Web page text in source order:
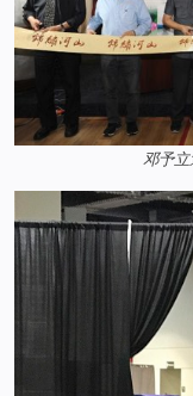
邓予